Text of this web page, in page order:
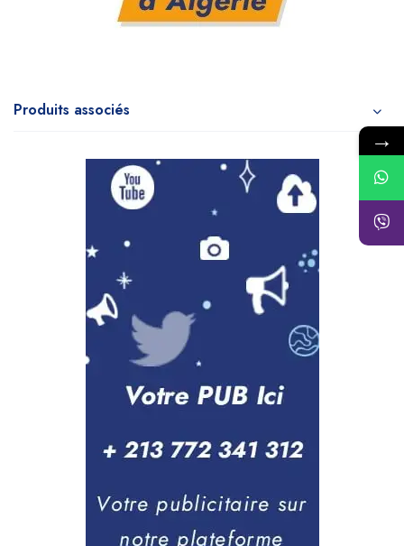
Produits associés
→